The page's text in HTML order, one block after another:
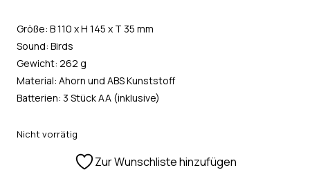
Größe: B 110 x H 145 x T 35 mm
Sound: Birds
Gewicht: 262 g
Material: Ahorn und ABS Kunststoff
Batterien: 3 Stück AA (inklusive)
Nicht vorrätig
Zur Wunschliste hinzufügen